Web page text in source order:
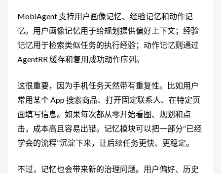
MobiAgent 支持用户画像记忆、经验记忆和动作记
忆。用户画像记忆用于给规划提供偏好上下文；经验
记忆用于检索类似任务的执行经验；动作记忆则通过
AgentRR 缓存和复用成功动作序列。
这很重要，因为手机任务天然带有重复性。比如用户
常用某个 App 搜索商品、打开固定联系人、在特定页
面填写信息。如果每次都从零开始看图、规划和点
击，成本高且容易出错。记忆模块可以把一部分“已经
学会的流程”沉淀下来，让后续任务更快、更稳定。
不过，记忆也会带来新的治理问题。用户偏好、历史